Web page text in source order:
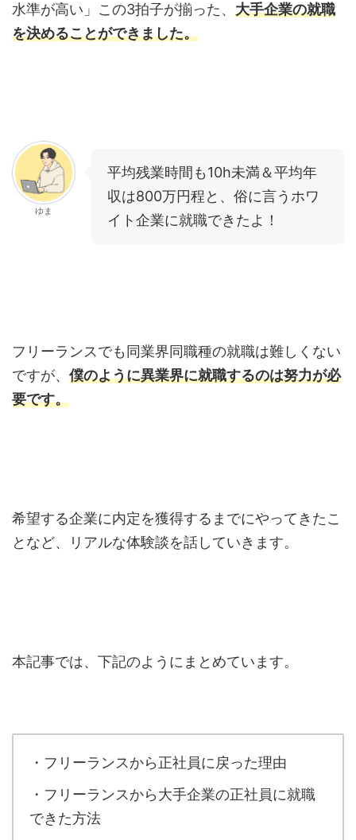
水準が高い」この3拍子が揃った、 大手企業の就職
を決めることができました。
ゆま
平均残業時間も10h未満＆平均年
収は800万円程と、俗に言うホワ
イト企業に就職できたよ！
フリーランスでも同業界同職種の就職は難しくない
ですが、 僕のように異業界に就職するのは努力が必
要です。
希望する企業に内定を獲得するまでにやってきたこ
となど、リアルな体験談を話していきます。
本記事では、下記のようにまとめています。
・フリーランスから正社員に戻った理由
・フリーランスから大手企業の正社員に就職
できた方法